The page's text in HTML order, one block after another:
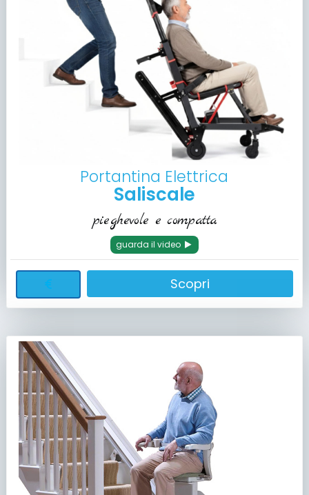
Portantina Elettrica
Saliscale
pieghevole e compatta
guarda il video
Scopri